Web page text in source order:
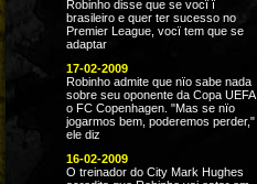
Robinho disse que se vocï ï
brasileiro e quer ter sucesso no
Premier League, vocï tem que se
adaptar
17-02-2009
Robinho admite que nïo sabe nada
sobre seu oponente da Copa UEFA,
o FC Copenhagen. "Mas se nïo
jogarmos bem, poderemos perder,"
ele diz
16-02-2009
O treinador do City Mark Hughes